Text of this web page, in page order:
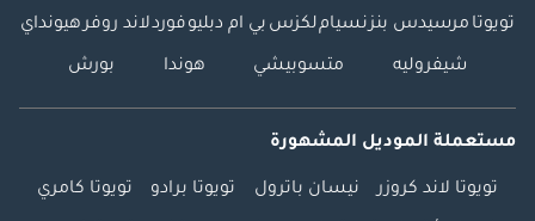
تويوتا مرسيدس بنزنسياملكزس بي ام دبليوفوردلاند روفرهيونداي
شيفروليه متسوبيشي هوندا بورش
مستعملة الموديل المشهورة
تويوتا لاند كروزر نيسان باترول تويوتا برادو تويوتا كامري